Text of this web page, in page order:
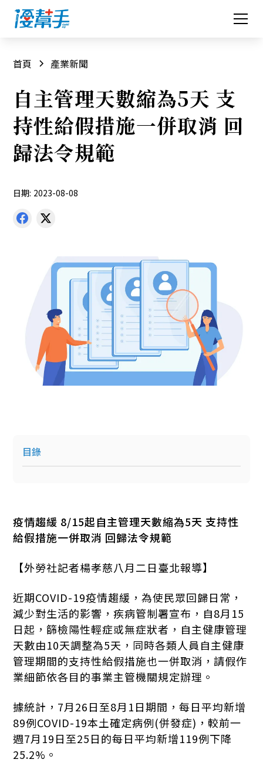
首頁 產業新聞
自主管理天數縮為5天 支
持性給假措施一併取消 回
歸法令規範
日期: 2023-08-08
目錄
疫情趨緩 8/15起自主管理天數縮為5天 支持性
給假措施一併取消 回歸法令規範
【外勞社記者楊孝慈八月二日臺北報導】
近期COVID-19疫情趨緩，為使民眾回歸日常，
減少對生活的影響，疾病管制署宣布，自8月15
日起，篩檢陽性輕症或無症狀者，自主健康管理
天數由10天調整為5天，同時各類人員自主健康
管理期間的支持性給假措施也一併取消，請假作
業細節依各目的事業主管機關規定辦理。
據統計，7月26日至8月1日期間，每日平均新增
89例COVID-19本土確定病例(併發症)，較前一
週7月19日至25日的每日平均新增119例下降
25.2%。